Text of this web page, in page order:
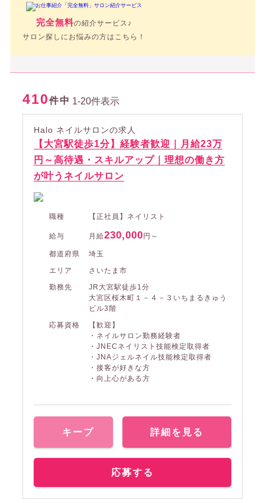
完全無料の紹介サービス♪
サロン探しにお悩みの方はこちら！
410件中 1-20件表示
Halo ネイルサロンの求人
【大宮駅徒歩1分】経験者歓迎｜月給23万
円～高待遇・スキルアップ｜理想の働き方
が叶うネイルサロン
職種 【正社員】ネイリスト
給与 月給230,000 円～
都道府県
埼玉
エリア
さいたま市
勤務先
JR大宮駅徒歩1分
大宮区桜木町１－４－３いちまるきゅう
ビル3階
応募資格
【歓迎】
・ネイルサロン勤務経験者
・JNECネイリスト技能検定取得者
・JNAジェルネイル技能検定取得者
・接客が好きな方
・向上心がある方
キープ 詳細を見る
応募する